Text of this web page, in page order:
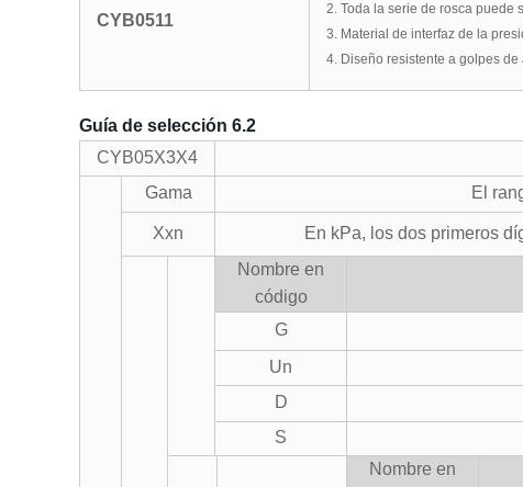
CYB0511
2. Toda la serie de rosca puede
3. Material de interfaz de la
4. Diseño resistente a golpes
Guía de selección 6.2
CYB05X3X4
Gama
El
Xxn
En kPa, los dos primeros
Nombre en
código
G
Un
D
S
Nombre en